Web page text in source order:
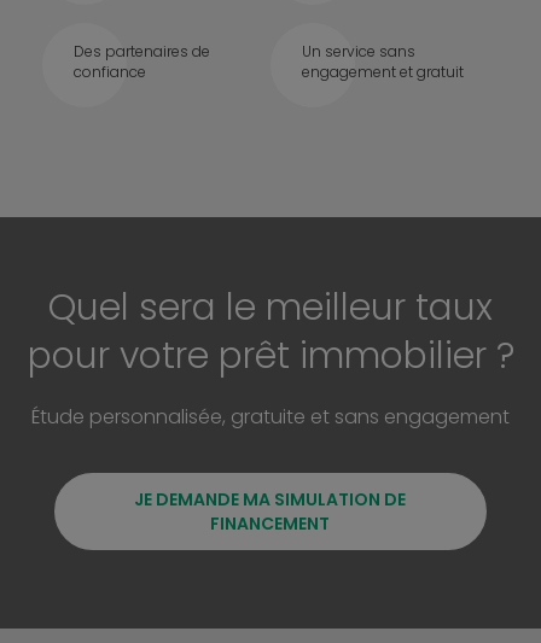
Des partenaires de
confiance
Un service sans
engagement et gratuit
Quel sera le meilleur taux
pour votre prêt immobilier ?
Étude personnalisée, gratuite et sans engagement
JE DEMANDE MA SIMULATION DE
FINANCEMENT